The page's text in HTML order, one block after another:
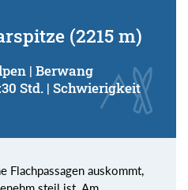
(2215 m)
| Berwang
Std. | Schwierigkeit
Flachpassagen auskommt,